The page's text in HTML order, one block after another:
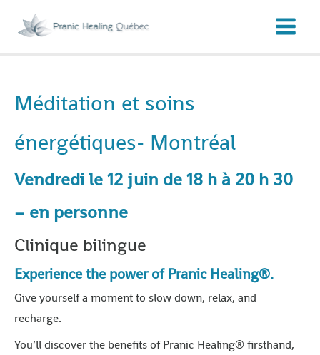
Méditation et soins
énergétiques- Montréal
Vendredi le 12 juin de 18 h à 20 h 30
– en personne
Clinique bilingue
Experience the power of Pranic Healing®.
Give yourself a moment to slow down, relax, and
recharge.
You’ll discover the benefits of Pranic Healing® firsthand,